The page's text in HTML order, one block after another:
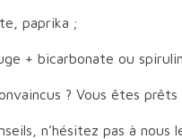
paprika ;
+ bicarbonate ou
? Vous êtes
n’hésitez pas à nous